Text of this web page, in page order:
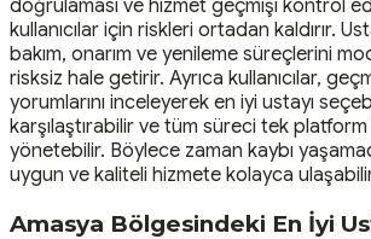
doğrulaması ve hizmet geçmişi kontrol
kullanıcılar için riskleri ortadan kaldırır.
bakım, onarım ve yenileme süreçlerini
risksiz hale getirir. Ayrıca kullanıcılar,
yorumlarını inceleyerek en iyi ustayı
karşılaştırabilir ve tüm süreci tek
yönetebilir. Böylece zaman kaybı
uygun ve kaliteli hizmete kolayca
Amasya Bölgesindeki En İyi